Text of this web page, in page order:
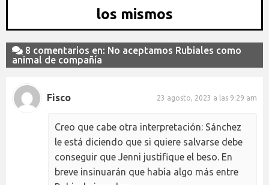
los mismos
8 comentarios en: No aceptamos Rubiales como
animal de compañía
Fisco 23 agosto, 2023 a las 9:29 am
Creo que cabe otra interpretación: Sánchez
le está diciendo que si quiere salvarse debe
conseguir que Jenni justifique el beso. En
breve insinuarán que había algo más entre